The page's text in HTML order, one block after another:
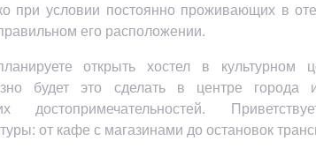
при условии постоянно проживающих в
его расположении.
открыть хостел в культурном
будет это сделать в центре города
достопримечательностей.
от кафе с магазинами до остановок